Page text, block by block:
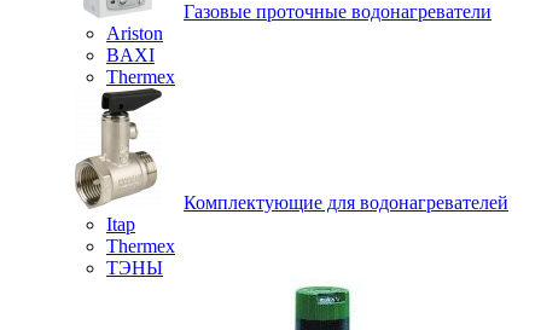
Газовые проточные водонагреватели
Ariston
BAXI
Thermex
Комплектующие для водонагревателей
Itap
Thermex
ТЭНЫ